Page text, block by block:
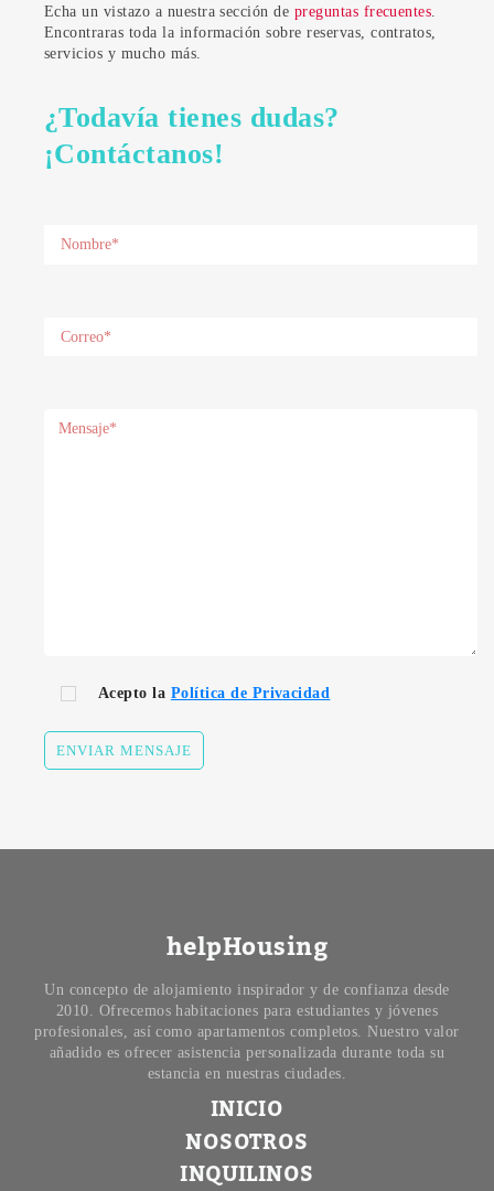
Echa un vistazo a nuestra sección de preguntas frecuentes.
Encontraras toda la información sobre reservas, contratos,
servicios y mucho más.
¿Todavía tienes dudas?
¡Contáctanos!
Acepto la Política de Privacidad
ENVIAR MENSAJE
helpHousing
Un concepto de alojamiento inspirador y de confianza desde
2010. Ofrecemos habitaciones para estudiantes y jóvenes
profesionales, así como apartamentos completos. Nuestro valor
añadido es ofrecer asistencia personalizada durante toda su
estancia en nuestras ciudades.
INICIO
NOSOTROS
INQUILINOS